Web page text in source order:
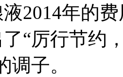
2014年的
“厉行节约
调子。